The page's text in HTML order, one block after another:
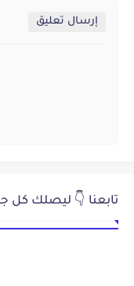
إرسال تعليق
تابعنا 👇 ليصلك كل